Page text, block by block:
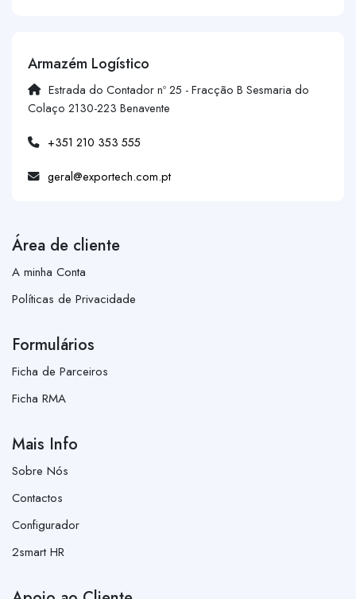
Armazém Logístico
Estrada do Contador nº 25 - Fracção B Sesmaria do
Colaço 2130-223 Benavente
+351 210 353 555
geral@exportech.com.pt
Área de cliente
A minha Conta
Políticas de Privacidade
Formulários
Ficha de Parceiros
Ficha RMA
Mais Info
Sobre Nós
Contactos
Configurador
2smart HR